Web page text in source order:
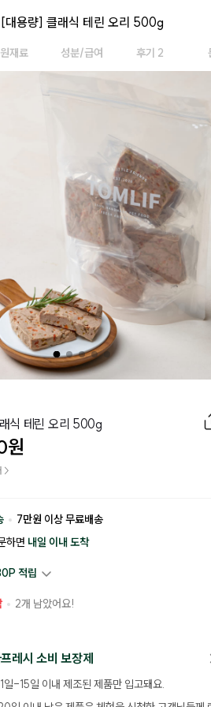
[대용량] 클래식 테린 오리 500g
[대용량] 클래식 테린 오리 500g
원재료 성분/급여 후기 2
식 테린 오리 500g
원
>
7만원 이상 무료배송
하면 내일 이내 도착
P 적립
시 최대530P 적립
2개 남았어요!
레시 소비 보장제
일-15일 이내 제조된 제품만 입고돼요.